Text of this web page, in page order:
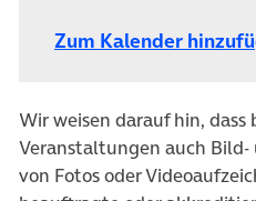
Zum Kalender
Wir weisen darauf hin,
Veranstaltungen auch Bild-
von Fotos oder